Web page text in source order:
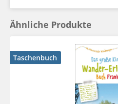
Ähnliche Produkte
Taschenbuch